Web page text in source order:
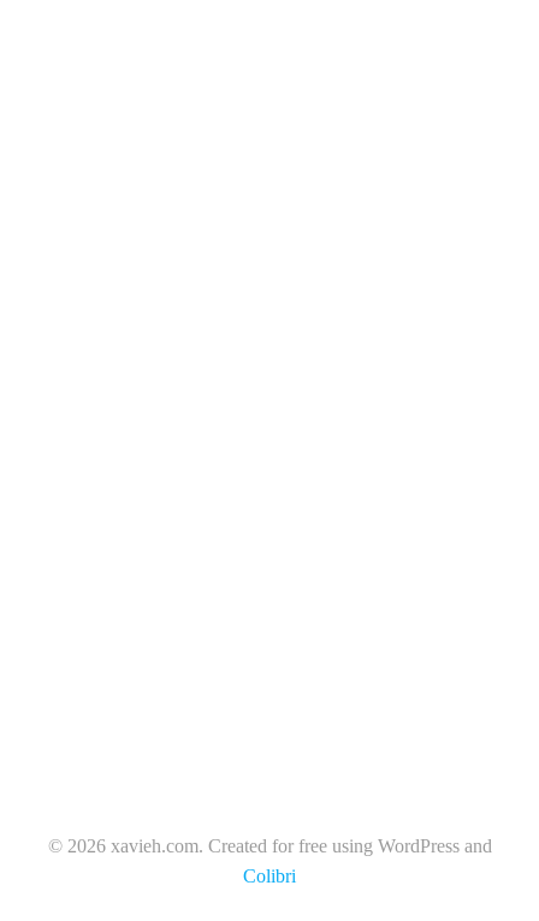
© 2026 xavieh.com. Created for free using WordPress and
Colibri